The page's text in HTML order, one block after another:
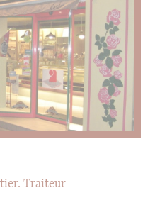
Traiteur